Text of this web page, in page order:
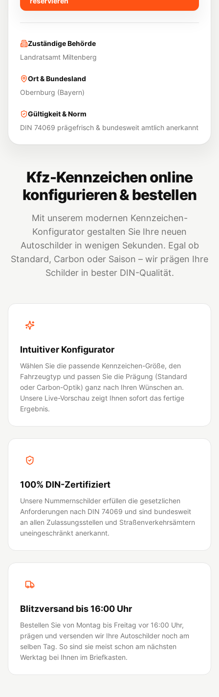
Zuständige Behörde
Landratsamt Miltenberg
Ort & Bundesland
Obernburg (Bayern)
Gültigkeit & Norm
DIN 74069 prägefrisch & bundesweit amtlich anerkannt
Kfz-Kennzeichen online
konfigurieren & bestellen
Mit unserem modernen Kennzeichen-
Konfigurator gestalten Sie Ihre neuen
Autoschilder in wenigen Sekunden. Egal ob
Standard, Carbon oder Saison – wir prägen Ihre
Schilder in bester DIN-Qualität.
Intuitiver Konfigurator
Wählen Sie die passende Kennzeichen-Größe, den
Fahrzeugtyp und passen Sie die Prägung (Standard
oder Carbon-Optik) ganz nach Ihren Wünschen an.
Unsere Live-Vorschau zeigt Ihnen sofort das fertige
Ergebnis.
100% DIN-Zertifiziert
Unsere Nummernschilder erfüllen die gesetzlichen
Anforderungen nach DIN 74069 und sind bundesweit
an allen Zulassungsstellen und Straßenverkehrsämtern
uneingeschränkt anerkannt.
Blitzversand bis 16:00 Uhr
Bestellen Sie von Montag bis Freitag vor 16:00 Uhr,
prägen und versenden wir Ihre Autoschilder noch am
selben Tag. So sind sie meist schon am nächsten
Werktag bei Ihnen im Briefkasten.